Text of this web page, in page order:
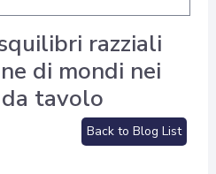
razziali
di mondi nei
tavolo
Back to Blog List